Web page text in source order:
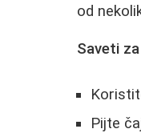
od
Saveti
Pijte